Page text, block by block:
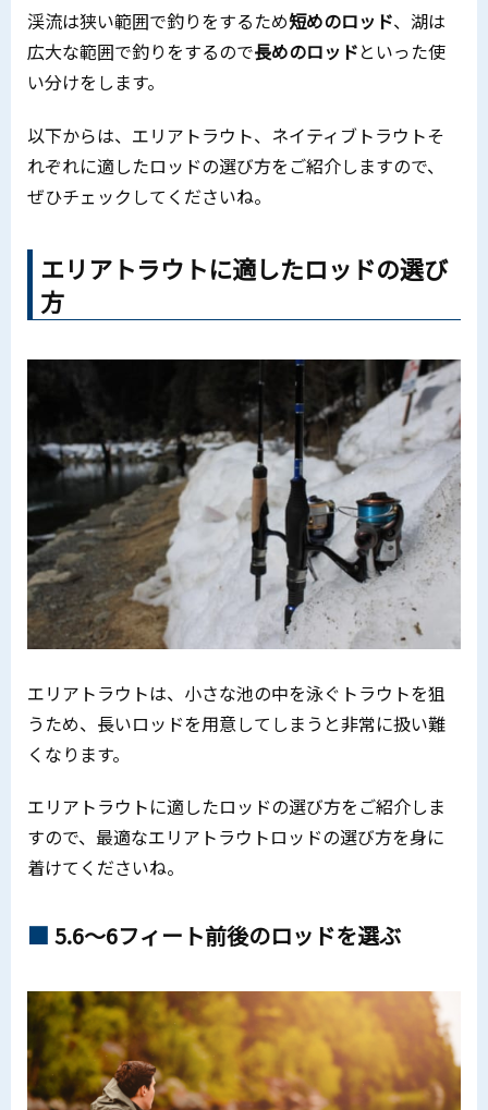
渓流は狭い範囲で釣りをするため短めのロッド、湖は
広大な範囲で釣りをするので長めのロッドといった使
い分けをします。
以下からは、エリアトラウト、ネイティブトラウトそ
れぞれに適したロッドの選び方をご紹介しますので、
ぜひチェックしてくださいね。
エリアトラウトに適したロッドの選び
方
エリアトラウトは、小さな池の中を泳ぐトラウトを狙
うため、長いロッドを用意してしまうと非常に扱い難
くなります。
エリアトラウトに適したロッドの選び方をご紹介しま
すので、最適なエリアトラウトロッドの選び方を身に
着けてくださいね。
5.6～6フィート前後のロッドを選ぶ